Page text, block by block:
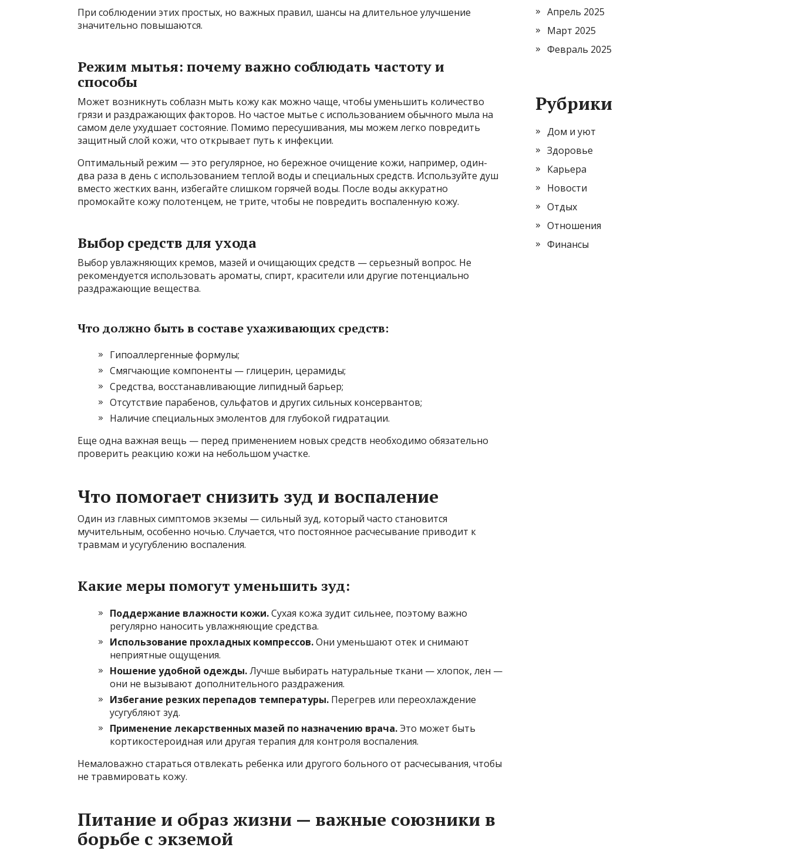
При соблюдении этих простых, но важных правил, шансы на длительное улучшение
значительно повышаются.
Режим мытья: почему важно соблюдать частоту и
способы
Может возникнуть соблазн мыть кожу как можно чаще, чтобы уменьшить количество
грязи и раздражающих факторов. Но частое мытье с использованием обычного мыла на
самом деле ухудшает состояние. Помимо пересушивания, мы можем легко повредить
защитный слой кожи, что открывает путь к инфекции.
Оптимальный режим — это регулярное, но бережное очищение кожи, например, один-
два раза в день с использованием теплой воды и специальных средств. Используйте душ
вместо жестких ванн, избегайте слишком горячей воды. После воды аккуратно
промокайте кожу полотенцем, не трите, чтобы не повредить воспаленную кожу.
Выбор средств для ухода
Выбор увлажняющих кремов, мазей и очищающих средств — серьезный вопрос. Не
рекомендуется использовать ароматы, спирт, красители или другие потенциально
раздражающие вещества.
Что должно быть в составе ухаживающих средств:
Гипоаллергенные формулы;
Смягчающие компоненты — глицерин, церамиды;
Средства, восстанавливающие липидный барьер;
Отсутствие парабенов, сульфатов и других сильных консервантов;
Наличие специальных эмолентов для глубокой гидратации.
Еще одна важная вещь — перед применением новых средств необходимо обязательно
проверить реакцию кожи на небольшом участке.
Что помогает снизить зуд и воспаление
Один из главных симптомов экземы — сильный зуд, который часто становится
мучительным, особенно ночью. Случается, что постоянное расчесывание приводит к
травмам и усугублению воспаления.
Какие меры помогут уменьшить зуд:
Поддержание влажности кожи.Сухая кожа зудит сильнее, поэтому важно
регулярно наносить увлажняющие средства.
Использование прохладных компрессов.Они уменьшают отек и снимают
неприятные ощущения.
Ношение удобной одежды.Лучше выбирать натуральные ткани — хлопок, лен —
они не вызывают дополнительного раздражения.
Избегание резких перепадов температуры. Перегрев или переохлаждение
усугубляют зуд.
Применение лекарственных мазей по назначению врача.Это может быть
кортикостероидная или другая терапия для контроля воспаления.
Немаловажно стараться отвлекать ребенка или другого больного от расчесывания, чтобы
не травмировать кожу.
Питание и образ жизни — важные союзники в
борьбе с экземой
Апрель 2025
Март 2025
Февраль 2025
Рубрики
Дом и уют
Здоровье
Карьера
Новости
Отдых
Отношения
Финансы